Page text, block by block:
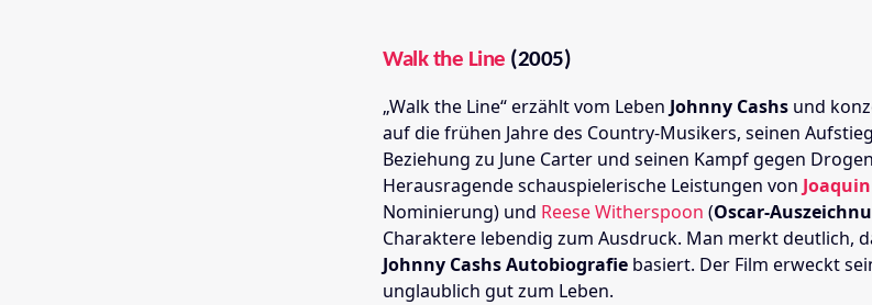
Walk the Line (2005)
„Walk the Line“ erzählt vom Leben Johnny Cashs und
auf die frühen Jahre des Country-Musikers, seinen
Beziehung zu June Carter und seinen Kampf gegen
Herausragende schauspielerische Leistungen von
Nominierung) und Reese Witherspoon (Oscar-
Charaktere lebendig zum Ausdruck. Man merkt deutlich,
Johnny Cashs Autobiografie basiert. Der Film erweckt
unglaublich gut zum Leben.